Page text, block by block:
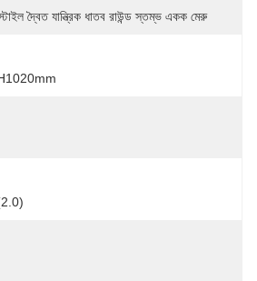
দ্বৈত যান্ত্রিক ধাতব রাউন্ড স্তম্ভ একক মেরু